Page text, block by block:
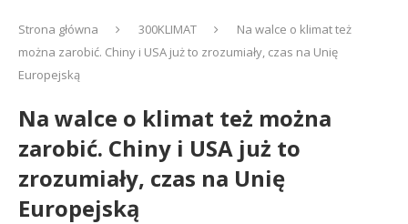
Strona główna 300KLIMAT
Na walce o klimat też
można zarobić. Chiny i USA już to zrozumiały, czas na Unię
Europejską
Na walce o klimat też można
zarobić. Chiny i USA już to
zrozumiały, czas na Unię
Europejską